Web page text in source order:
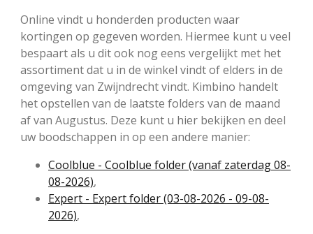
Online vindt u honderden producten waar
kortingen op gegeven worden. Hiermee kunt u veel
bespaart als u dit ook nog eens vergelijkt met het
assortiment dat u in de winkel vindt of elders in de
omgeving van Zwijndrecht vindt. Kimbino handelt
het opstellen van de laatste folders van de maand
af van Augustus. Deze kunt u hier bekijken en deel
uw boodschappen in op een andere manier:
Coolblue - Coolblue folder (vanaf zaterdag 08-
08-2026),
Expert - Expert folder (03-08-2026 - 09-08-
2026),